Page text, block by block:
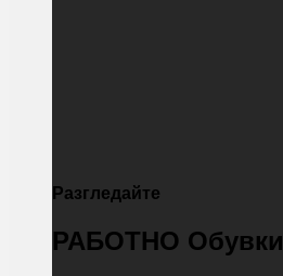
Разгледайте
РАБОТНО Обувки